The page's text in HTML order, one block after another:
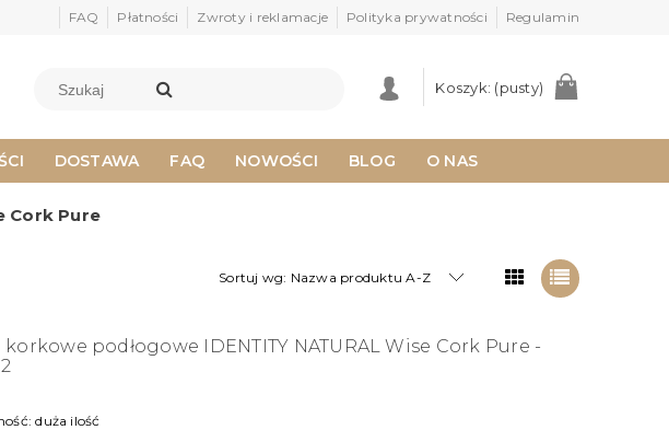
FAQ Płatności Zwroty i reklamacje Polityka prywatności Regulamin
Koszyk: (pusty)
DOSTAWA FAQ NOWOŚCI BLOG O NAS
Cork Pure
Sortuj wg: Nazwa produktu A-Z
korkowe podłogowe IDENTITY NATURAL Wise Cork Pure -
duża ilość